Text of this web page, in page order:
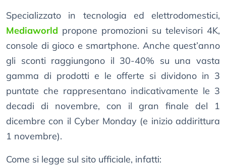
Specializzato in tecnologia ed elettrodomestici,
Mediaworld propone promozioni su televisori 4K,
console di gioco e smartphone. Anche quest’anno
gli sconti raggiungono il 30-40% su una vasta
gamma di prodotti e le offerte si dividono in 3
puntate che rappresentano indicativamente le 3
decadi di novembre, con il gran finale del 1
dicembre con il Cyber Monday (e inizio addirittura
1 novembre).
Come si legge sul sito ufficiale, infatti: